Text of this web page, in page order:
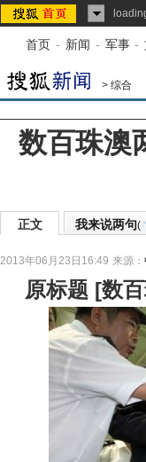
首页 - 新闻 - 军事 -
> 综合
数百珠澳
正文 我来说两句(
2013年06月23日16:49 来源：
原标题 [数